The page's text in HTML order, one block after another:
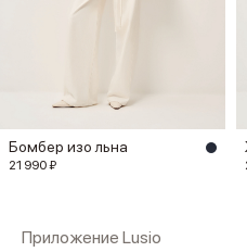
Бомбер изо льна
21 990 ₽
Приложение Lusio